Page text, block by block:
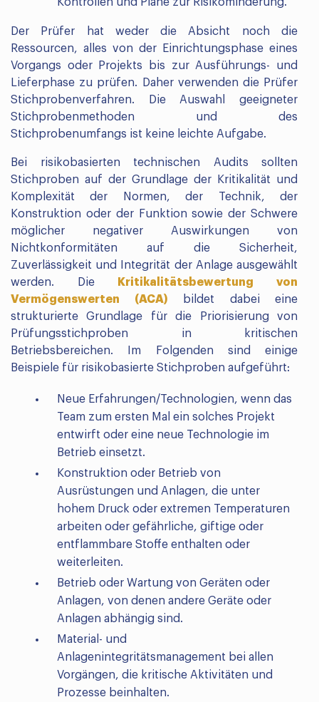
Der Prüfer hat weder die Absicht noch die
Ressourcen, alles von der Einrichtungsphase eines
Vorgangs oder Projekts bis zur Ausführungs- und
Lieferphase zu prüfen. Daher verwenden die Prüfer
Stichprobenverfahren. Die Auswahl geeigneter
Stichprobenmethoden und des
Stichprobenumfangs ist keine leichte Aufgabe.
Bei risikobasierten technischen Audits sollten
Stichproben auf der Grundlage der Kritikalität und
Komplexität der Normen, der Technik, der
Konstruktion oder der Funktion sowie der Schwere
möglicher negativer Auswirkungen von
Nichtkonformitäten auf die Sicherheit,
Zuverlässigkeit und Integrität der Anlage ausgewählt
werden. Die
Kritikalitätsbewertung von
Vermögenswerten (ACA) bildet dabei eine
strukturierte Grundlage für die Priorisierung von
Prüfungsstichproben in kritischen
Betriebsbereichen. Im Folgenden sind einige
Beispiele für risikobasierte Stichproben aufgeführt:
Neue Erfahrungen/Technologien, wenn das
Team zum ersten Mal ein solches Projekt
entwirft oder eine neue Technologie im
Betrieb einsetzt.
Konstruktion oder Betrieb von
Ausrüstungen und Anlagen, die unter
hohem Druck oder extremen Temperaturen
arbeiten oder gefährliche, giftige oder
entflammbare Stoffe enthalten oder
weiterleiten.
Betrieb oder Wartung von Geräten oder
Anlagen, von denen andere Geräte oder
Anlagen abhängig sind.
Material- und
Anlagenintegritätsmanagement bei allen
Vorgängen, die kritische Aktivitäten und
Prozesse beinhalten.